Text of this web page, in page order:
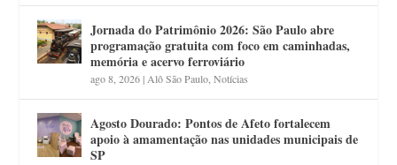
Jornada do Patrimônio 2026: São Paulo abre
programação gratuita com foco em caminhadas,
memória e acervo ferroviário
ago 8, 2026| Alô São Paulo ,Notícias
Agosto Dourado: Pontos de Afeto fortalecem
apoio à amamentação nas unidades municipais de
SP